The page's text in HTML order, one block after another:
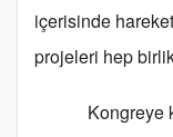
içerisinde
projeleri hep
Kongreye